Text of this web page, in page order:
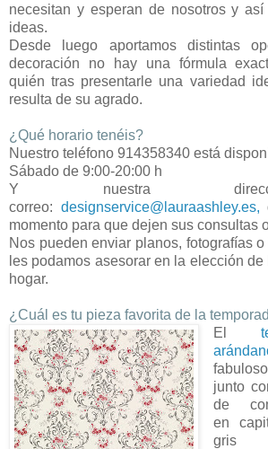
necesitan y esperan de nosotros y
ideas.
Desde
luego aportamos distintas
decoración no
hay una fórmula
quiéntras presentarle una variedad
resulta de su agrado.
¿Qué horario tenéis?
Nuestro teléfono 914358340 está
Sábado de 9:00-20:00 h
Y nuestra
correo: designservice@lauraashley.es,
momento para que dejen sus consultas
Nos pueden enviar planos, fotografías o
les podamos asesorar en la elección de
hogar.
¿Cuál es tu pieza favorita de la
El
junto
de
en
gris